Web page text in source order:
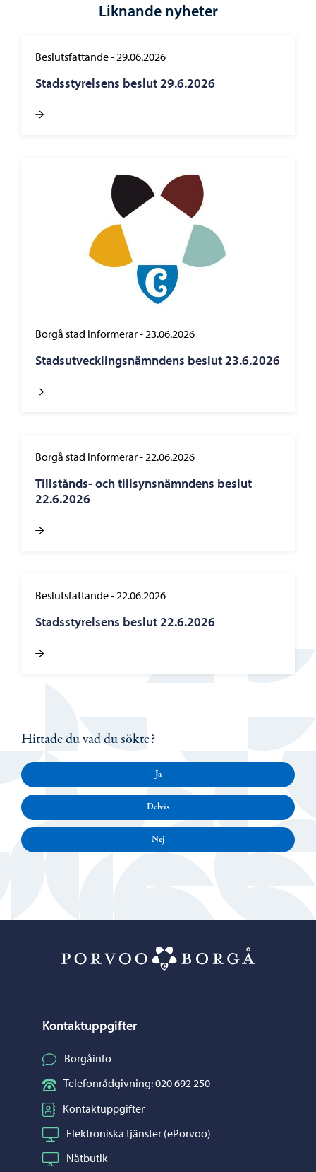
Liknande nyheter
Beslutsfattande-29.06.2026
Stadsstyrelsens beslut 29.6.2026
Borgå stad informerar-23.06.2026
Stadsutvecklingsnämndens beslut 23.6.2026
Borgå stad informerar-22.06.2026
Tillstånds- och tillsynsnämndens beslut
22.6.2026
Beslutsfattande-22.06.2026
Stadsstyrelsens beslut 22.6.2026
Hittade du vad du sökte?
Ja
Delvis
Nej
Kontaktuppgifter
Borgåinfo
Telefonrådgivning: 020 692 250
Kontaktuppgifter
Elektroniska tjänster (ePorvoo)
Nätbutik